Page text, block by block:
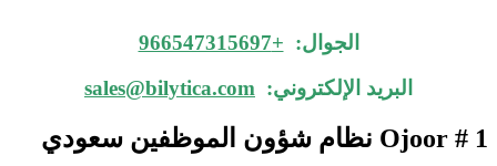
الجوال: +966547315697
البريد الإلكتروني: sales@bilytica.com
Ojoor # 1 نظام شؤون الموظفين سعودي